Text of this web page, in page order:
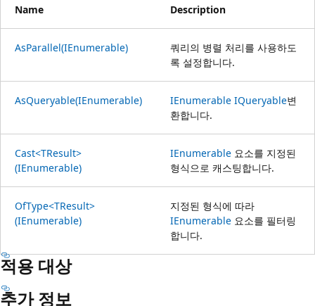
Name Description
AsParallel(IEnumerable)
쿼리의 병렬 처리를 사용하도
록 설정합니다.
AsQueryable(IEnumerable) IEnumerable IQueryable변
환합니다.
Cast<TResult>
(IEnumerable)
IEnumerable 요소를 지정된
형식으로 캐스팅합니다.
OfType<TResult>
(IEnumerable)
지정된 형식에 따라
IEnumerable 요소를 필터링
합니다.
적용 대상
추가 정보